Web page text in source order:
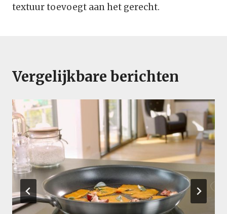
textuur toevoegt aan het gerecht.
Vergelijkbare berichten